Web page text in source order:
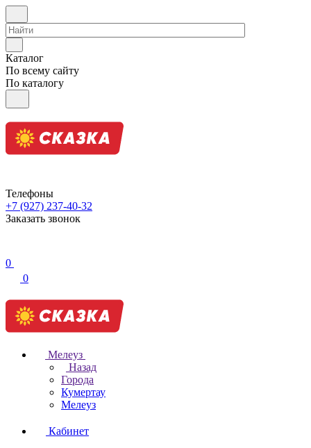
Каталог
По всему сайту
По каталогу
Телефоны
+7 (927) 237-40-32
Заказать звонок
0
0
Мелеуз
Назад
Города
Кумертау
Мелеуз
Кабинет